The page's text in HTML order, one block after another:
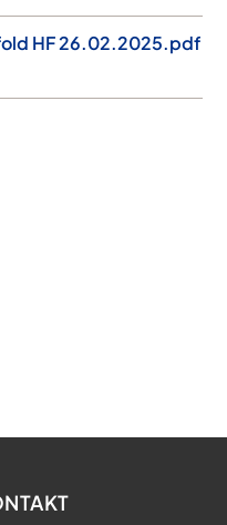
HF 26.02.2025.pdf